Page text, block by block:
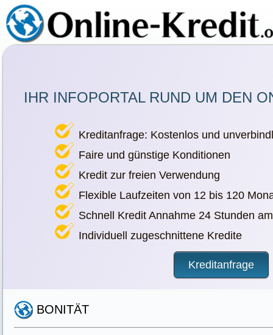
IHR INFOPORTAL RUND UM DEN
Kreditanfrage: Kostenlos und
Faire und günstige Konditionen
Kredit zur freien Verwendung
Flexible Laufzeiten von 12 bis 120
Schnell Kredit Annahme 24 Stunden
Individuell zugeschnittene Kredite
Kreditanfrage
BONITÄT